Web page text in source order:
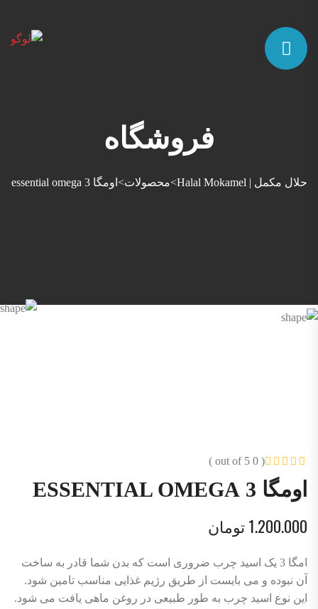
فروشگاه
حلال مکمل | Halal Mokamel >محصولات> اومگا 3 essential omega
( 0 out of 5 )
اومگا 3 ESSENTIAL OMEGA
1.200.000تومان
امگا 3 یک اسید چرب ضروری است که بدن شما قادر به ساخت
آن نبوده و می بایست از طریق رژیم غذایی مناسب تامین شود.
این نوع اسید چرب به طور طبیعی در روغن ماهی یافت می شود.